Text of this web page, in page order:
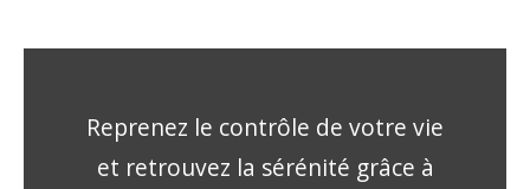
Reprenez le contrôle de votre vie
et retrouvez la sérénité grâce à